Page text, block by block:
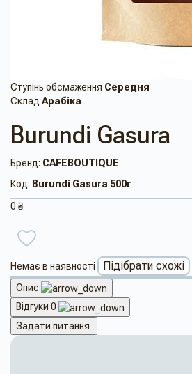
Ступінь обсмаження Середня
Склад Арабіка
Burundi Gasura
Бренд: CAFEBOUTIQUE
Код: Burundi Gasura 500г
0 ₴
Немає в наявності Підібрати схожі
Опис
Відгуки 0
Задати питання